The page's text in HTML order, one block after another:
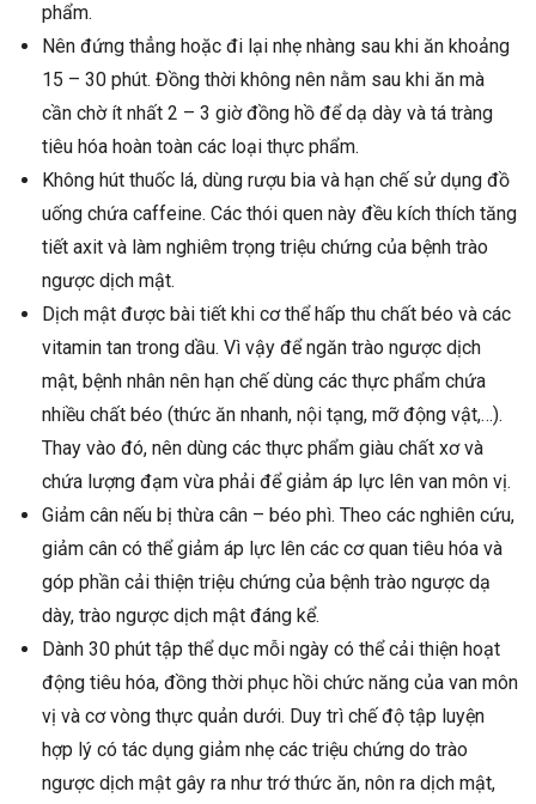
phẩm.
Nên đứng thẳng hoặc đi lại nhẹ nhàng sau khi ăn khoảng
15 – 30 phút. Đồng thời không nên nằm sau khi ăn mà
cần chờ ít nhất 2 – 3 giờ đồng hồ để dạ dày và tá tràng
tiêu hóa hoàn toàn các loại thực phẩm.
Không hút thuốc lá, dùng rượu bia và hạn chế sử dụng đồ
uống chứa caffeine. Các thói quen này đều kích thích tăng
tiết axit và làm nghiêm trọng triệu chứng của bệnh trào
ngược dịch mật.
Dịch mật được bài tiết khi cơ thể hấp thu chất béo và các
vitamin tan trong dầu. Vì vậy để ngăn trào ngược dịch
mật, bệnh nhân nên hạn chế dùng các thực phẩm chứa
nhiều chất béo (thức ăn nhanh, nội tạng, mỡ động vật,…).
Thay vào đó, nên dùng các thực phẩm giàu chất xơ và
chứa lượng đạm vừa phải để giảm áp lực lên van môn vị.
Giảm cân nếu bị thừa cân – béo phì. Theo các nghiên cứu,
giảm cân có thể giảm áp lực lên các cơ quan tiêu hóa và
góp phần cải thiện triệu chứng của bệnh trào ngược dạ
dày, trào ngược dịch mật đáng kể.
Dành 30 phút tập thể dục mỗi ngày có thể cải thiện hoạt
động tiêu hóa, đồng thời phục hồi chức năng của van môn
vị và cơ vòng thực quản dưới. Duy trì chế độ tập luyện
hợp lý có tác dụng giảm nhẹ các triệu chứng do trào
ngược dịch mật gây ra như trớ thức ăn, nôn ra dịch mật,